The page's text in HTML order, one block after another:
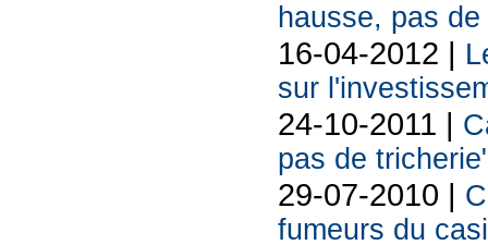
hausse, pas
16-04-2012 |
sur
24-10-2011 |
pas de
29-07-2010 |
fumeurs du